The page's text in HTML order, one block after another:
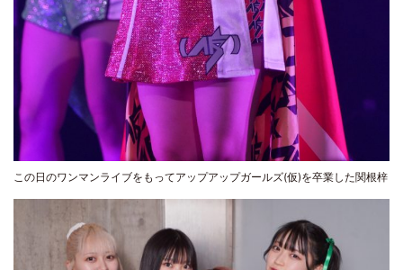
この日のワンマンライブをもってアップアップガールズ(仮)を卒業した関根梓